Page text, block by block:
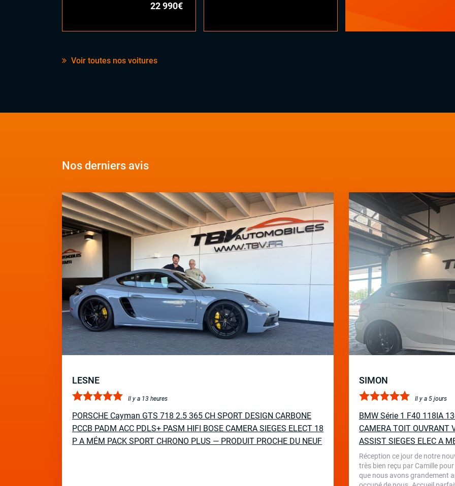
22 990€
Voir toutes nos voitures
Nos derniers avis
LESNE
Il y a 13 heures
PORSCHE Cayman GTS 718 2.5 365 CH SPORT DESIGN CARBONE
PCCB PADM ACC PDLS+ PASM HIFI BOSE CAMERA SIEGES ELECT 18
P A MÉM PACK SPORT CHRONO PLUS — PRODUIT PROCHE DU NEUF
SIMON
Il y a 5 jours
BMW Série 1 F40 118IA
CAMERA TOIT OUVRANT
ASSIST SIEGES ELEC A
Réception ce jour de notre
très bien reçu par Camille
que nous avons grandement